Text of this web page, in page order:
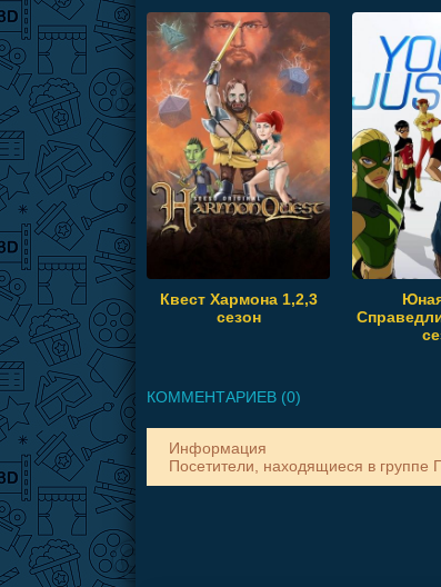
Квест Хармона 1,2,3
сезон
КОММЕНТАРИЕВ (0)
Информация
Посетители, находящиеся в группе